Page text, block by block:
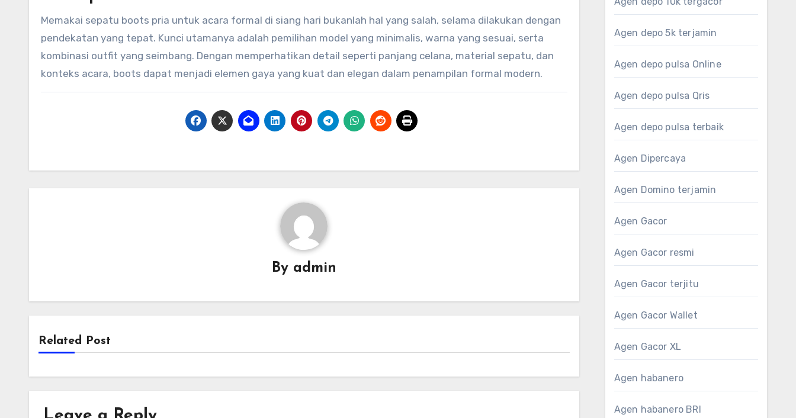
Memakai sepatu boots pria untuk acara formal di siang hari bukanlah hal yang salah, selama dilakukan dengan
pendekatan yang tepat. Kunci utamanya adalah pemilihan model yang minimalis, warna yang sesuai, serta
kombinasi outfit yang seimbang. Dengan memperhatikan detail seperti panjang celana, material sepatu, dan
konteks acara, boots dapat menjadi elemen gaya yang kuat dan elegan dalam penampilan formal modern.
By admin
Related Post
Agen depo 5k terjamin
Agen depo pulsa Online
Agen depo pulsa Qris
Agen depo pulsa terbaik
Agen Dipercaya
Agen Domino terjamin
Agen Gacor
Agen Gacor resmi
Agen Gacor terjitu
Agen Gacor Wallet
Agen Gacor XL
Agen habanero
Agen habanero BRI